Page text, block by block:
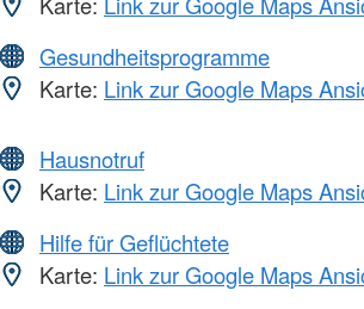
Gesundheitsprogramme
Karte: Link zur Google Maps
Hausnotruf
Karte: Link zur Google Maps
Hilfe für Geflüchtete
Karte: Link zur Google Maps